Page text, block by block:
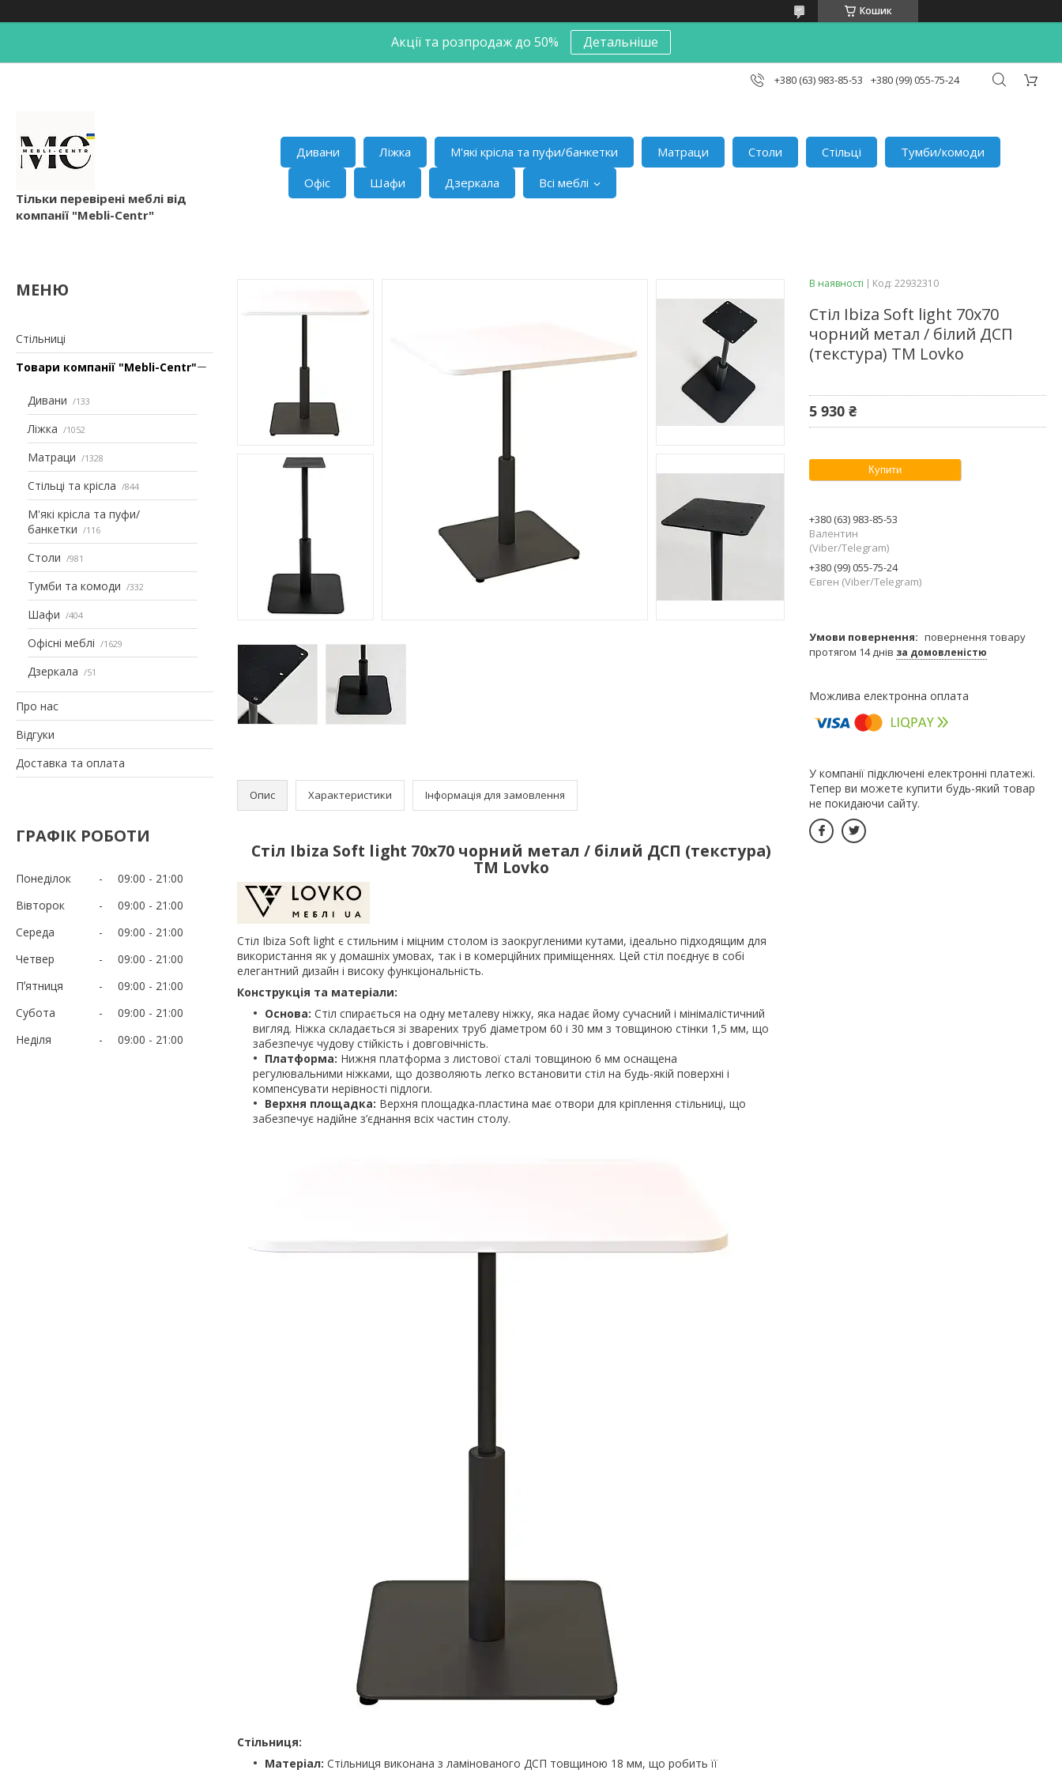
Кошик
Акції та розпродаж до 50% Детальніше
+380 (63) 983-85-53 +380 (99) 055-75-24
Тільки перевірені меблі від
компанії "Mebli-Centr"
Дивани Ліжка М'які крісла та пуфи/банкетки Матраци Столи Стільці
Тумби/комоди
Офіс
Шафи Дзеркала Всі меблі
Стільниці
Товари компанії "Mebli-Centr"
Дивани 133
Ліжка 1052
Матраци 1328
Стільці та крісла 844
М'які крісла та пуфи/
банкетки
116
Столи 981
Тумби та комоди 332
Шафи 404
Офісні меблі 1629
Дзеркала 51
Про нас
Відгуки
Доставка та оплата
ГРАФІК РОБОТИ
Понеділок 09:00
21:00
Вівторок
09:00
21:00
Середа
09:00
21:00
Четвер
09:00
21:00
Пʼятниця
09:00
21:00
Субота
09:00
21:00
Неділя
09:00 21:00
Опис Характеристики Інформація для замовлення
Стіл Ibiza Soft light 70x70 чорний метал / білий ДСП (текстура)
TM Lovko
Стіл Ibiza Soft light є стильним і міцним столом із заокругленими кутами, ідеально підходящим для
використання як у домашніх умовах, так і в комерційних приміщеннях. Цей стіл поєднує в собі
елегантний дизайн і високу функціональність.
Конструкція та матеріали:
Основа: Стіл спирається на одну металеву ніжку, яка надає йому сучасний і мінімалістичний
вигляд. Ніжка складається зі зварених труб діаметром 60 і 30 мм з товщиною стінки 1,5 мм, що
забезпечує чудову стійкість і довговічність.
Платформа: Нижня платформа з листової сталі товщиною 6 мм оснащена
регулювальними ніжками, що дозволяють легко встановити стіл на будь-якій поверхні і
компенсувати нерівності підлоги.
Верхня площадка: Верхня площадка-пластина має отвори для кріплення стільниці, що
забезпечує надійне з’єднання всіх частин столу.
Стільниця:
Матеріал: Стільниця виконана з ламінованого ДСП товщиною 18 мм, що робить її
В наявності Код: 22932310
Стіл Ibiza Soft light 70x70
чорний метал / білий ДСП
(текстура) TM Lovko
5 930 ₴
Купити
+380 (63) 983-85-53
Валентин
(Viber/Telegram)
+380 (99) 055-75-24
Євген (Viber/Telegram)
повернення товару
протягом 14 днів за домовленістю
У компанії підключені електронні платежі.
Тепер ви можете купити будь-який товар
не покидаючи сайту.